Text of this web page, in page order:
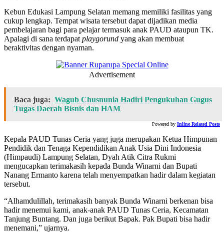
Kebun Edukasi Lampung Selatan memang memiliki fasilitas yang
cukup lengkap. Tempat wisata tersebut dapat dijadikan media
pembelajaran bagi para pelajar termasuk anak PAUD ataupun TK.
Apalagi di sana terdapatplaygorund yang akan membuat
beraktivitas dengan nyaman.
Advertisement
Baca juga: Wagub Chusnunia Hadiri Pengukuhan Gugus
Tugas Daerah Bisnis dan HAM
Powered by Inline Related Posts
Kepala PAUD Tunas Ceria yang juga merupakan Ketua Himpunan
Pendidik dan Tenaga Kependidikan Anak Usia Dini Indonesia
(Himpaudi) Lampung Selatan, Dyah Atik Citra Rukmi
mengucapkan terimakasih kepada Bunda Winarni dan Bupati
Nanang Ermanto karena telah menyempatkan hadir dalam kegiatan
tersebut.
“Alhamdulillah, terimakasih banyak Bunda Winarni berkenan bisa
hadir menemui kami, anak-anak PAUD Tunas Ceria, Kecamatan
Tanjung Buntang. Dan juga berikut Bapak. Pak Bupati bisa hadir
menemani,” ujarnya.